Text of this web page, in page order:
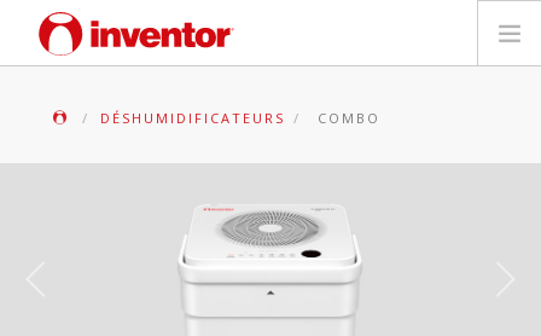
Mediathèque
Localiser un point de vente
DÉSHUMIDIFICATEURS COMBO